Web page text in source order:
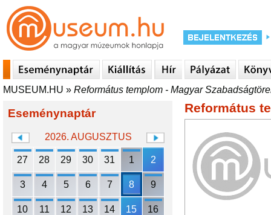
MUSEUM.HU » Református templom - Magyar
Eseménynaptár
2026. AUGUSZTUS
27 28 29 30 31 1 2
3 4 5 6 7 8 9
10 11 12 13 14 15 16
Református